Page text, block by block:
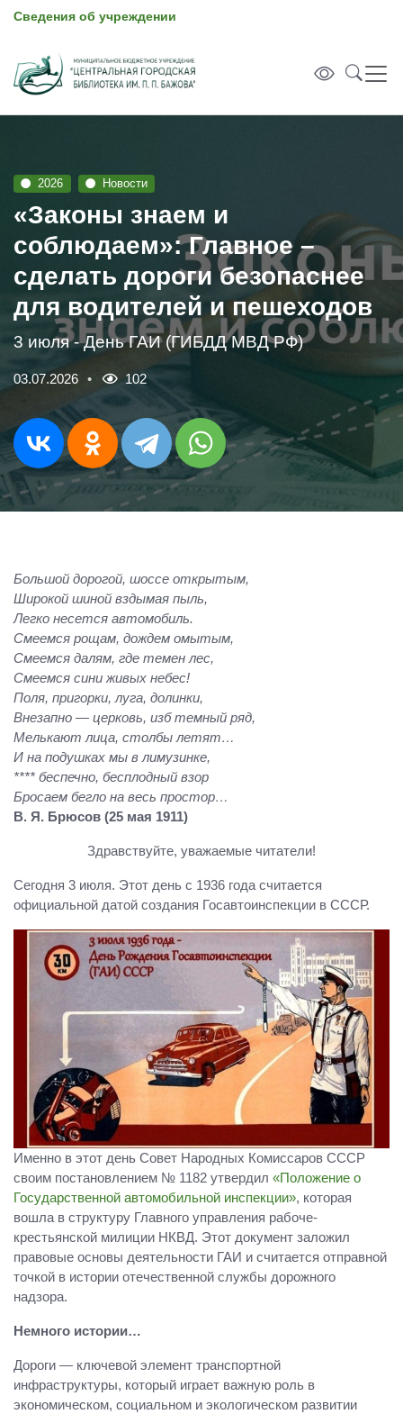
Сведения об учреждении
2026 Новости
«Законы знаем и
соблюдаем»: Главное –
сделать дороги безопаснее
для водителей и пешеходов
3 июля - День ГАИ (ГИБДД МВД РФ)
03.07.2026 102
Большой дорогой, шоссе открытым,
Широкой шиной вздымая пыль,
Легко несется автомобиль.
Смеемся рощам, дождем омытым,
Смеемся далям, где темен лес,
Смеемся сини живых небес!
Поля, пригорки, луга, долинки,
Внезапно — церковь, изб темный ряд,
Мелькают лица, столбы летят…
И на подушках мы в лимузинке,
**** беспечно, бесплодный взор
Бросаем бегло на весь простор…
В. Я. Брюсов (25 мая 1911)
Здравствуйте, уважаемые читатели!
Сегодня 3 июля. Этот день с 1936 года считается
официальной датой создания Госавтоинспекции в СССР.
Именно в этот день Совет Народных Комиссаров СССР
своим постановлением № 1182 утвердил «Положение о
Государственной автомобильной инспекции», которая
вошла в структуру Главного управления рабоче-
крестьянской милиции НКВД. Этот документ заложил
правовые основы деятельности ГАИ и считается отправной
точкой в истории отечественной службы дорожного
надзора.
Немного истории…
Дороги — ключевой элемент транспортной
инфраструктуры, который играет важную роль в
экономическом, социальном и экологическом развитии